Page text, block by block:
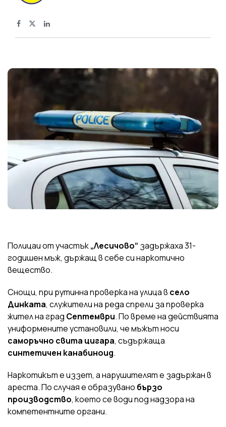
Полицаи от участък„Лесичово“ задържаха 31-
годишен мъж, държащ в себе си наркотично
вещество.
Снощи, при рутинна проверка на улица в село
Динката, служители на реда спрели за проверка
жител на град Септември. По време на действията
униформените установили, че мъжът носи
саморъчно свита цигара, съдържаща
синтетичен канабиноид.
Наркотикът е иззет, а нарушителят е задържан в
ареста. По случая е образувано бързо
производство, което се води под надзора на
компетентните органи.